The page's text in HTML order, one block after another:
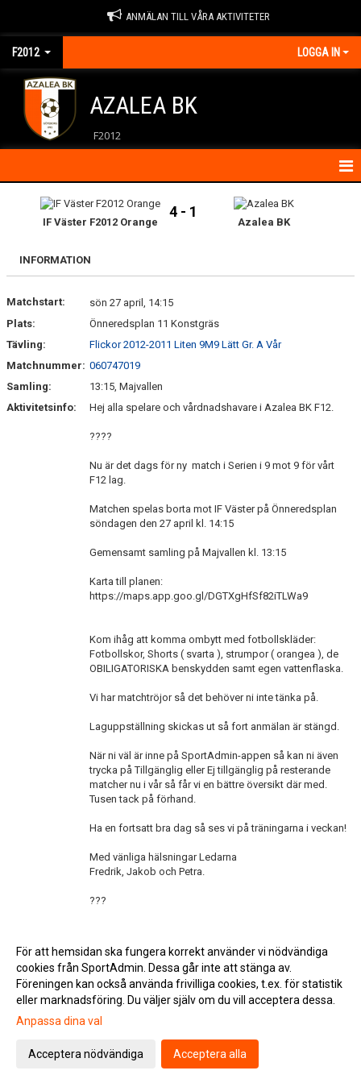
ANMÄLAN TILL VÅRA AKTIVITETER
F2012 LOGGA IN
AZALEA BK
F2012
KALENDER
MATCHER
IF Väster F2012 Orange
4 - 1
Azalea BK
INFORMATION
Matchstart:
sön 27 april, 14:15
Plats:
Önneredsplan 11 Konstgräs
Tävling:
Flickor 2012-2011 Liten 9M9 Lätt Gr. A Vår
Matchnummer: 060747019
Samling:
13:15, Majvallen
Aktivitetsinfo:
Hej alla spelare och vårdnadshavare i Azalea BK F12.
????
Nu är det dags för ny match i Serien i 9 mot 9 för vårt
F12 lag.
Matchen spelas borta mot IF Väster på Önneredsplan
söndagen den 27 april kl. 14:15
Gemensamt samling på Majvallen kl. 13:15
Karta till planen:
https://maps.app.goo.gl/DGTXgHfSf82iTLWa9
Kom ihåg att komma ombytt med fotbollskläder:
Fotbollskor, Shorts ( svarta ), strumpor ( orangea ), de
OBILIGATORISKA benskydden samt egen vattenflaska.
Vi har matchtröjor så det behöver ni inte tänka på.
Laguppställning skickas ut så fort anmälan är stängd.
När ni väl är inne på SportAdmin-appen så kan ni även
trycka på Tillgänglig eller Ej tillgänglig på resterande
matcher nu i vår så får vi en bättre översikt där med.
Tusen tack på förhand.
Ha en fortsatt bra dag så ses vi på träningarna i veckan!
Med vänliga hälsningar Ledarna
Fredrik, Jakob och Petra.
???
Gå till Webbversion
För att hemsidan ska fungera korrekt använder vi nödvändiga
cookies från SportAdmin. Dessa går inte att stänga av.
Föreningen kan också använda frivilliga cookies, t.ex. för statistik
eller marknadsföring. Du väljer själv om du vill acceptera dessa.
Anpassa dina val
Acceptera nödvändiga Acceptera alla